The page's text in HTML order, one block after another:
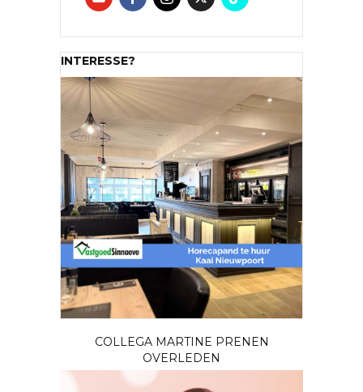
INTERESSE?
COLLEGA MARTINE PRENEN
OVERLEDEN